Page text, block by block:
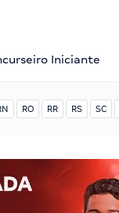
Iniciante
RO RR RS SC